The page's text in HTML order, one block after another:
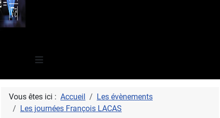
≡
Vous êtes ici : Accueil
Les évènements
Les journées François LACAS